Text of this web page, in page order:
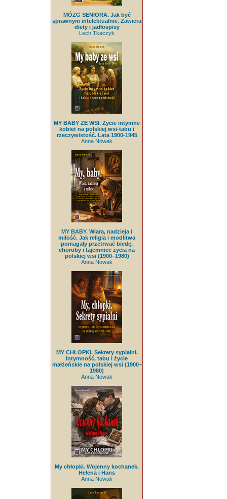
MÓZG SENIORA. Jak być
sprawnym intelektualnie. Zawiera
diety i jadłospisy
Lech Tkaczyk
MY BABY ZE WSI. Życie intymne
kobiet na polskiej wsi-tabu i
rzeczywistość. Lata 1900-1945
Anna Nowak
MY BABY. Wiara, nadzieja i
miłość. Jak religia i modlitwa
pomagały przetrwać biedę,
choroby i tajemnice życia na
polskiej wsi (1900–1980)
Anna Nowak
MY CHŁOPKI. Sekrety sypialni.
Intymność, tabu i życie
małżeńskie na polskiej wsi (1900–
1980)
Anna Nowak
My chłopki. Wojenny kochanek.
Helena i Hans
Anna Nowak